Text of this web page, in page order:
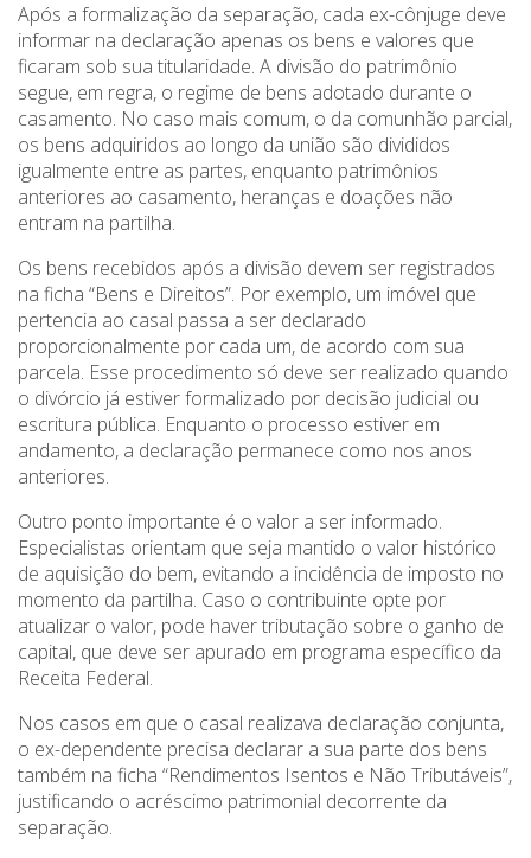
Após a formalização da separação, cada ex-cônjuge deve
informar na declaração apenas os bens e valores que
ficaram sob sua titularidade. A divisão do patrimônio
segue, em regra, o regime de bens adotado durante o
casamento. No caso mais comum, o da comunhão parcial,
os bens adquiridos ao longo da união são divididos
igualmente entre as partes, enquanto patrimônios
anteriores ao casamento, heranças e doações não
entram na partilha.
Os bens recebidos após a divisão devem ser registrados
na ficha “Bens e Direitos”. Por exemplo, um imóvel que
pertencia ao casal passa a ser declarado
proporcionalmente por cada um, de acordo com sua
parcela. Esse procedimento só deve ser realizado quando
o divórcio já estiver formalizado por decisão judicial ou
escritura pública. Enquanto o processo estiver em
andamento, a declaração permanece como nos anos
anteriores.
Outro ponto importante é o valor a ser informado.
Especialistas orientam que seja mantido o valor histórico
de aquisição do bem, evitando a incidência de imposto no
momento da partilha. Caso o contribuinte opte por
atualizar o valor, pode haver tributação sobre o ganho de
capital, que deve ser apurado em programa específico da
Receita Federal.
Nos casos em que o casal realizava declaração conjunta,
o ex-dependente precisa declarar a sua parte dos bens
também na ficha “Rendimentos Isentos e Não Tributáveis”,
justificando o acréscimo patrimonial decorrente da
separação.